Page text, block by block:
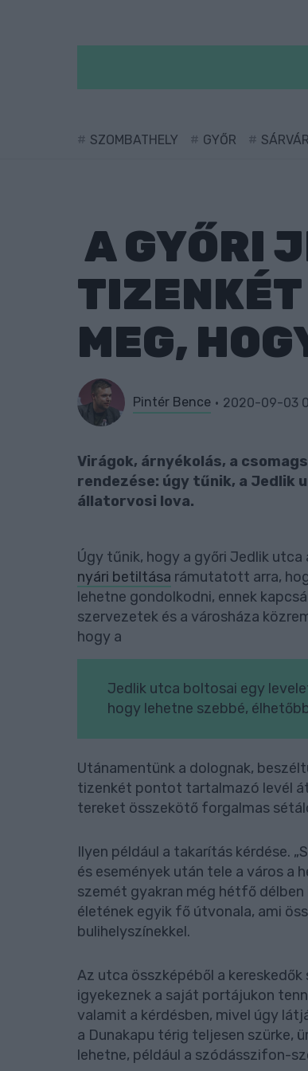
SZOMBATHELY GYŐR SÁRVÁR
A GYŐRI
MEG,
Pintér Bence 2020-09-03
Virágok, árnyékolás, a
rendezése: úgy tűnik, a Jedlik
állatorvosi lova.
Úgy tűnik, hogy a győri Jedlik
nyári betiltása rámutatott arra,
lehetne gondolkodni, ennek
szervezetek és a városháza
hogy a
Jedlik utca boltosai egy
hogy lehetne szebbé,
Utánamentünk a dolognak,
tizenkét pontot tartalmazó levél
tereket összekötő forgalmas
Ilyen például a takarítás kérdése.
és események után tele a város a
szemét gyakran még hétfő délben
életének egyik fő útvonala, ami
bulihelyszínekkel.
Az utca összképéből a
igyekeznek a saját portájukon
valamit a kérdésben, mivel úgy
a Dunakapu térig teljesen szürke,
lehetne, például a szódásszifon-